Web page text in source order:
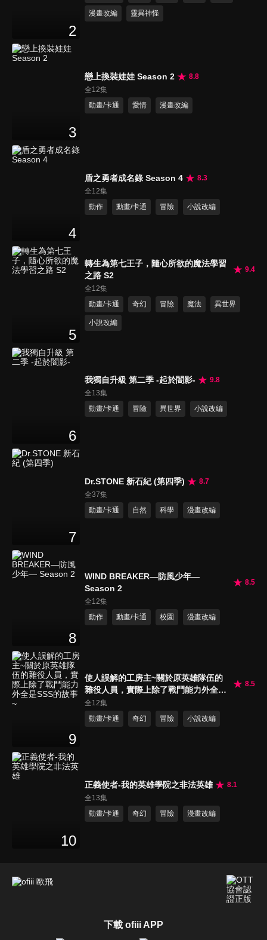
2
漫畫改編 靈異神怪
3
戀上換裝娃娃 Season 2
8.8
全12集
動畫/卡通
愛情 漫畫改編
4
盾之勇者成名錄 Season 4
8.3
全12集
動作
動畫/卡通 冒險 小說改編
5
轉生為第七王子，隨心所欲的魔法學習
之路 S2
9.4
全12集
動畫/卡通
奇幻 冒險 魔法 異世界
小說改編
6
我獨自升級 第二季 -起於闇影-
9.8
全13集
動畫/卡通
冒險 異世界 小說改編
7
Dr.STONE 新石紀 (第四季)
8.7
全37集
動畫/卡通
自然 科學 漫畫改編
8
WIND BREAKER—防風少年—
Season 2
8.5
全12集
動作
動畫/卡通 校園 漫畫改編
9
使人誤解的工房主~關於原英雄隊伍的
雜役人員，實際上除了戰鬥能力外全是
SSS的故事~
8.5
全12集
動畫/卡通
奇幻 冒險 小說改編
10
正義使者-我的英雄學院之非法英雄
8.1
全13集
動畫/卡通
奇幻 冒險 漫畫改編
下載 ofiii APP